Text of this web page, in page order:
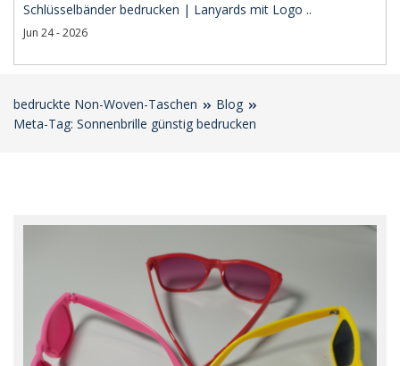
Schlüsselbänder bedrucken | Lanyards mit Logo ..
Jun 24 - 2026
bedruckte Non-Woven-Taschen
Blog
Meta-Tag: Sonnenbrille günstig bedrucken